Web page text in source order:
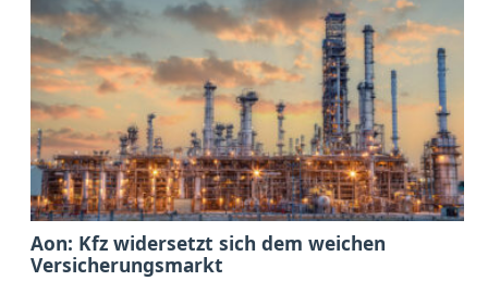
Aon: Kfz widersetzt sich dem weichen
Versicherungsmarkt